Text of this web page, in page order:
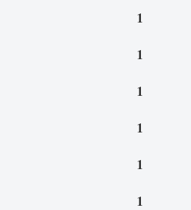
1
1
1
1
1
1